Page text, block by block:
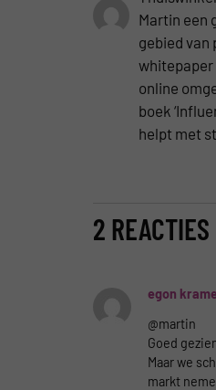
Martin een
gebied van
whitepaper
online
boek
helpt met
2 REACTIES
egon
@martin
Goed
Maar we
markt